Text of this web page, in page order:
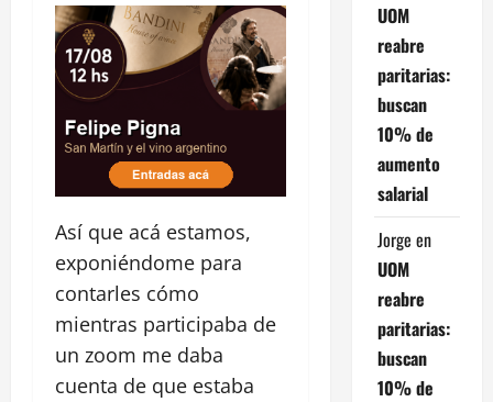
Así que acá estamos,
exponiéndome para
contarles cómo
mientras participaba de
un zoom me daba
cuenta de que estaba
UOM
reabre
paritarias:
buscan
10% de
aumento
salarial
Jorge en
UOM
reabre
paritarias:
buscan
10% de